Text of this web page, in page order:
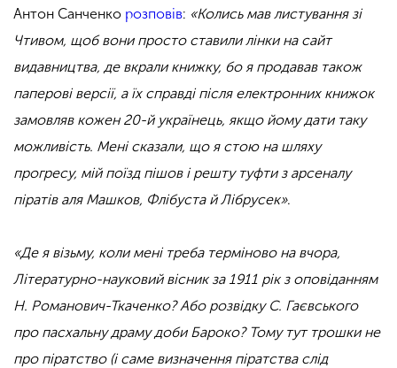
Антон Санченко розповів: «Колись мав листування зі
Чтивом, щоб вони просто ставили лінки на сайт
видавництва, де вкрали книжку, бо я продавав також
паперові версії, а їх справді після електронних книжок
замовляв кожен 20-й українець, якщо йому дати таку
можливість. Мені сказали, що я стою на шляху
прогресу, мій поїзд пішов і решту туфти з арсеналу
піратів аля Машков, Флібуста й Лібрусек».
«Де я візьму, коли мені треба терміново на вчора,
Літературно-науковий вісник за 1911 рік з оповіданням
Н. Романович-Ткаченко? Або розвідку С. Гаєвського
про пасхальну драму доби Бароко? Тому тут трошки не
про піратство (і саме визначення піратства слід